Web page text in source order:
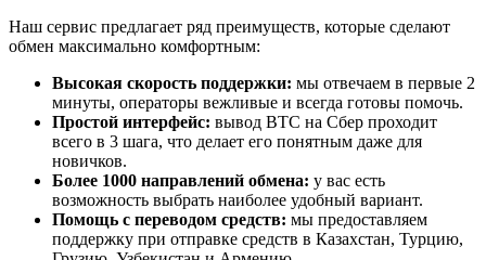
Наш сервис предлагает ряд преимуществ, которые сделают
обмен максимально комфортным:
Высокая скорость поддержки: мы отвечаем в первые 2
минуты, операторы вежливые и всегда готовы помочь.
Простой интерфейс: вывод BTC на Сбер проходит
всего в 3 шага, что делает его понятным даже для
новичков.
Более 1000 направлений обмена: у вас есть
возможность выбрать наиболее удобный вариант.
Помощь с переводом средств: мы предоставляем
поддержку при отправке средств в Казахстан, Турцию,